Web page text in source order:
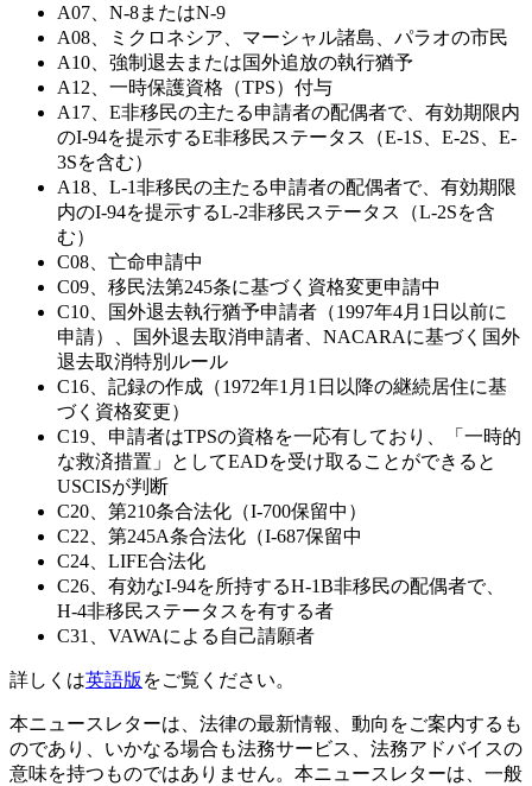
A07、N-8またはN-9
A08、ミクロネシア、マーシャル諸島、パラオの市民
A10、強制退去または国外追放の執行猶予
A12、一時保護資格（TPS）付与
A17、E非移民の主たる申請者の配偶者で、有効期限内
のI-94を提示するE非移民ステータス（E-1S、E-2S、E-
3Sを含む）
A18、L-1非移民の主たる申請者の配偶者で、有効期限
内のI-94を提示するL-2非移民ステータス（L-2Sを含
む）
C08、亡命申請中
C09、移民法第245条に基づく資格変更申請中
C10、国外退去執行猶予申請者（1997年4月1日以前に
申請）、国外退去取消申請者、NACARAに基づく国外
退去取消特別ルール
C16、記録の作成（1972年1月1日以降の継続居住に基
づく資格変更）
C19、申請者はTPSの資格を一応有しており、「一時的
な救済措置」としてEADを受け取ることができると
USCISが判断
C20、第210条合法化（I-700保留中）
C22、第245A条合法化（I-687保留中
C24、LIFE合法化
C26、有効なI-94を所持するH-1B非移民の配偶者で、
H-4非移民ステータスを有する者
C31、VAWAによる自己請願者
詳しくは英語版 をご覧ください。
本ニュースレターは、法律の最新情報、動向をご案内するも
のであり、いかなる場合も法務サービス、法務アドバイスの
意味を持つものではありません。本ニュースレターは、一般